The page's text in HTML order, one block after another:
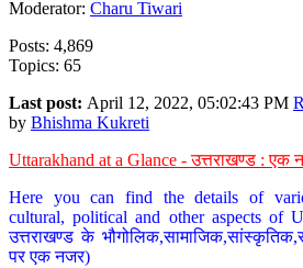
Moderator: Charu Tiwari
Posts: 4,869
Topics: 65
Last post: April 12, 2022, 05:02:43 PM
by Bhishma Kukreti
Uttarakhand at a Glance - उत्तराखण्ड : एक
Here you can find the details of
cultural, political and other aspects of
उत्तराखण्ड के
पर एक नजर)